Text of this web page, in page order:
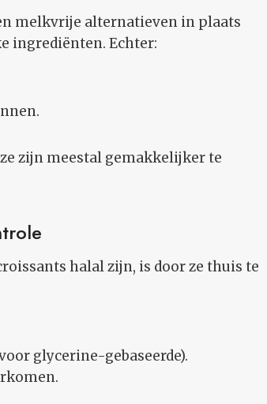
melkvrije alternatieven in plaats
ingrediënten. Echter:
zijn meestal gemakkelijker te
halal zijn, is door ze thuis te
glycerine-gebaseerde).